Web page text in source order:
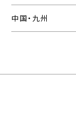
中国・九州